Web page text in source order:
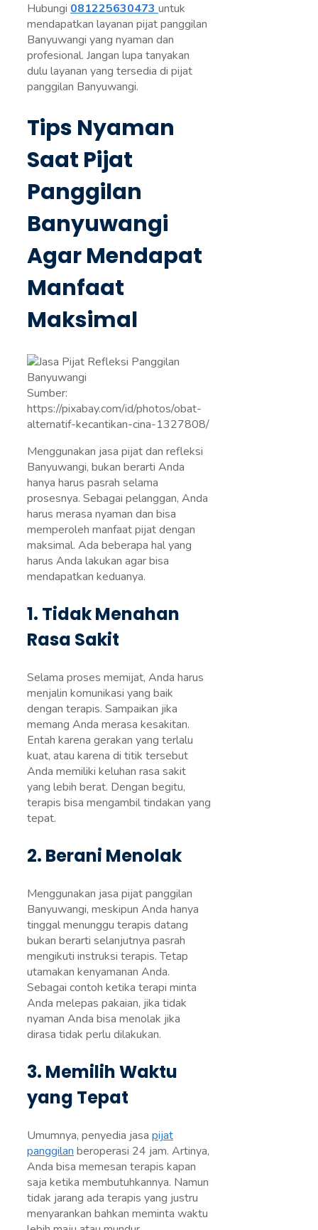
Hubungi 081225630473 untuk
mendapatkan layanan pijat panggilan
Banyuwangi yang nyaman dan
profesional. Jangan lupa tanyakan
dulu layanan yang tersedia di pijat
panggilan Banyuwangi.
Tips Nyaman
Saat Pijat
Panggilan
Banyuwangi
Agar Mendapat
Manfaat
Maksimal
Sumber:
https://pixabay.com/id/photos/obat-
alternatif-kecantikan-cina-1327808/
Menggunakan jasa pijat dan refleksi
Banyuwangi, bukan berarti Anda
hanya harus pasrah selama
prosesnya. Sebagai pelanggan, Anda
harus merasa nyaman dan bisa
memperoleh manfaat pijat dengan
maksimal. Ada beberapa hal yang
harus Anda lakukan agar bisa
mendapatkan keduanya.
1. Tidak Menahan
Rasa Sakit
Selama proses memijat, Anda harus
menjalin komunikasi yang baik
dengan terapis. Sampaikan jika
memang Anda merasa kesakitan.
Entah karena gerakan yang terlalu
kuat, atau karena di titik tersebut
Anda memiliki keluhan rasa sakit
yang lebih berat. Dengan begitu,
terapis bisa mengambil tindakan yang
tepat.
2. Berani Menolak
Menggunakan jasa pijat panggilan
Banyuwangi, meskipun Anda hanya
tinggal menunggu terapis datang
bukan berarti selanjutnya pasrah
mengikuti instruksi terapis. Tetap
utamakan kenyamanan Anda.
Sebagai contoh ketika terapi minta
Anda melepas pakaian, jika tidak
nyaman Anda bisa menolak jika
dirasa tidak perlu dilakukan.
3. Memilih Waktu
yang Tepat
Umumnya, penyedia jasa pijat
panggilan beroperasi 24 jam. Artinya,
Anda bisa memesan terapis kapan
saja ketika membutuhkannya. Namun
tidak jarang ada terapis yang justru
menyarankan bahkan meminta waktu